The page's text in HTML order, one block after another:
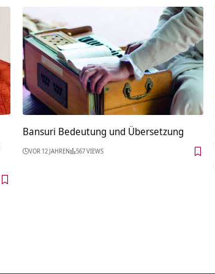
Bansuri Bedeutung und Übersetzung
VOR 12 JAHREN 567 VIEWS